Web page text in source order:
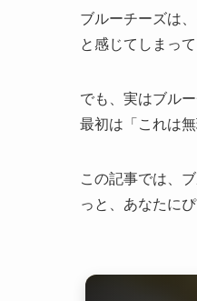
ブルーチーズは
と感じてしまっ
でも、実はブル
最初は「これは
この記事では、
っと、あなたに